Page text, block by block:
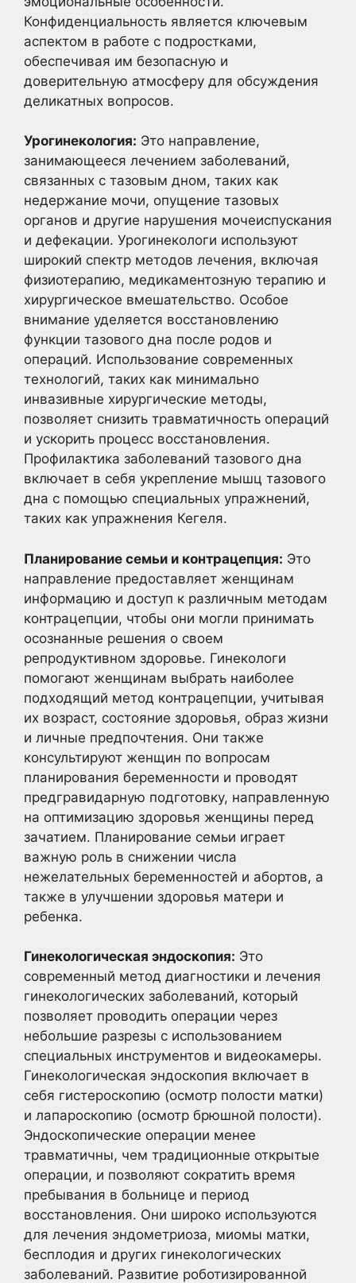
Конфиденциальность является ключевым
аспектом в работе с подростками,
обеспечивая им безопасную и
доверительную атмосферу для обсуждения
деликатных вопросов.
Урогинекология: Это направление,
занимающееся лечением заболеваний,
связанных с тазовым дном, таких как
недержание мочи, опущение тазовых
органов и другие нарушения мочеиспускания
и дефекации. Урогинекологи используют
широкий спектр методов лечения, включая
физиотерапию, медикаментозную терапию и
хирургическое вмешательство. Особое
внимание уделяется восстановлению
функции тазового дна после родов и
операций. Использование современных
технологий, таких как минимально
инвазивные хирургические методы,
позволяет снизить травматичность операций
и ускорить процесс восстановления.
Профилактика заболеваний тазового дна
включает в себя укрепление мышц тазового
дна с помощью специальных упражнений,
таких как упражнения Кегеля.
Планирование семьи и контрацепция: Это
направление предоставляет женщинам
информацию и доступ к различным методам
контрацепции, чтобы они могли принимать
осознанные решения о своем
репродуктивном здоровье. Гинекологи
помогают женщинам выбрать наиболее
подходящий метод контрацепции, учитывая
их возраст, состояние здоровья, образ жизни
и личные предпочтения. Они также
консультируют женщин по вопросам
планирования беременности и проводят
предгравидарную подготовку, направленную
на оптимизацию здоровья женщины перед
зачатием. Планирование семьи играет
важную роль в снижении числа
нежелательных беременностей и абортов, а
также в улучшении здоровья матери и
ребенка.
Гинекологическая эндоскопия: Это
современный метод диагностики и лечения
гинекологических заболеваний, который
позволяет проводить операции через
небольшие разрезы с использованием
специальных инструментов и видеокамеры.
Гинекологическая эндоскопия включает в
себя гистероскопию (осмотр полости матки)
и лапароскопию (осмотр брюшной полости).
Эндоскопические операции менее
травматичны, чем традиционные открытые
операции, и позволяют сократить время
пребывания в больнице и период
восстановления. Они широко используются
для лечения эндометриоза, миомы матки,
бесплодия и других гинекологических
заболеваний. Развитие роботизированной